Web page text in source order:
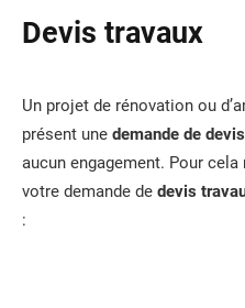
Devis travaux
Un projet de rénovation ou
présent une demande de
aucun engagement. Pour
votre demande de devis
: